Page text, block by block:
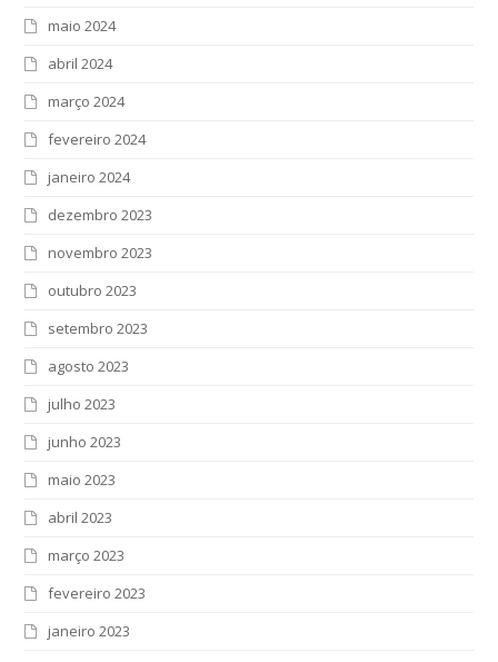
maio 2024
abril 2024
março 2024
fevereiro 2024
janeiro 2024
dezembro 2023
novembro 2023
outubro 2023
setembro 2023
agosto 2023
julho 2023
junho 2023
maio 2023
abril 2023
março 2023
fevereiro 2023
janeiro 2023